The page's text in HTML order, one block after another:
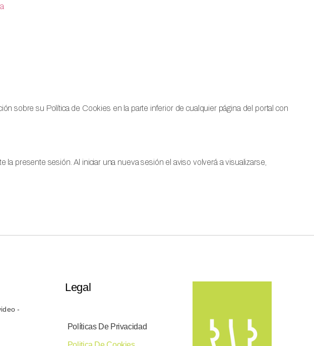
sobre su Política de Cookies en la parte inferior de cualquier página del portal con
la presente sesión. Al iniciar una nueva sesión el aviso volverá a visualizarse,
-
Legal
Políticas De Privacidad